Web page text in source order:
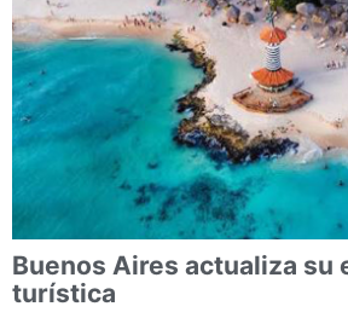
Buenos Aires actualiza su
turística